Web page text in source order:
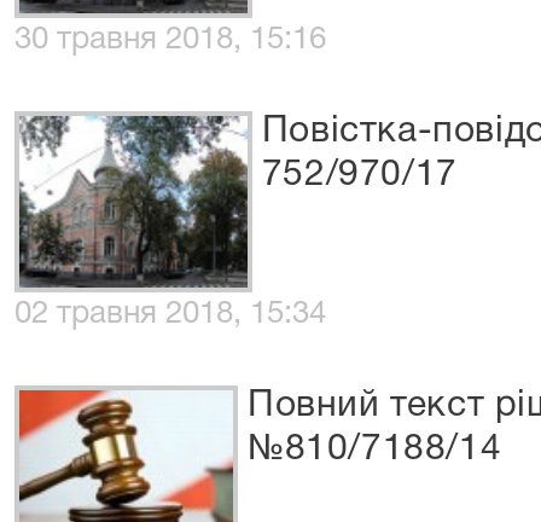
30 травня 2018, 15:16
Повістка-
752/970/17
02 травня 2018, 15:34
Повний текст
№810/7188/14